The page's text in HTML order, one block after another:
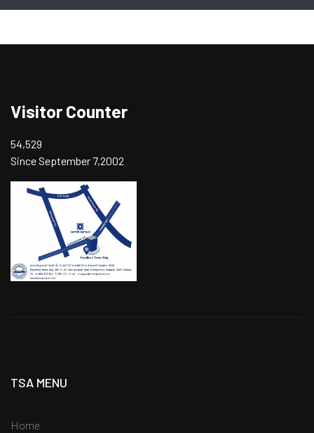
Visitor Counter
54,529
Since September 7,2002
TSA MENU
Home